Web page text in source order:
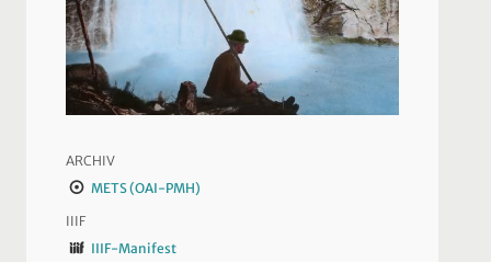
ARCHIV
METS (OAI-PMH)
IIIF
IIIF-Manifest